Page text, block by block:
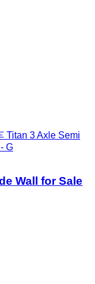
Titan 3 Axle Semi
G
Wall for Sale